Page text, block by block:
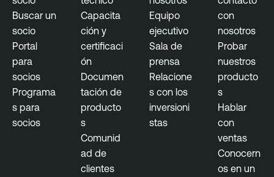
Buscar un
socio
Portal
para
socios
Programa
s para
socios
Capacita
ción y
certificaci
ón
Documen
tación de
producto
s
Comunid
ad de
clientes
Equipo
ejecutivo
Sala de
prensa
Relacione
s con los
inversioni
stas
con
nosotros
Probar
nuestros
producto
s
Hablar
con
ventas
Conocern
os en un